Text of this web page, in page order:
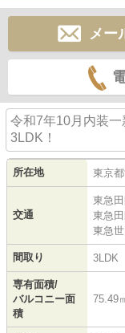
メー
令和7年10月内装
3LDK！
所在地 東京都
交通
東急
東急
東急
間取り 3LDK
専有面積/
バルコニー面
積
75.49